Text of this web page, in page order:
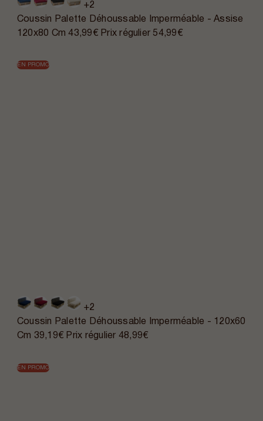
+2
Coussin Palette Déhoussable Imperméable - Assise
120x80 Cm43,99€ Prix régulier 54,99€
EN PROMO
+2
Coussin Palette Déhoussable Imperméable - 120x60
Cm 39,19€ Prix régulier 48,99€
EN PROMO